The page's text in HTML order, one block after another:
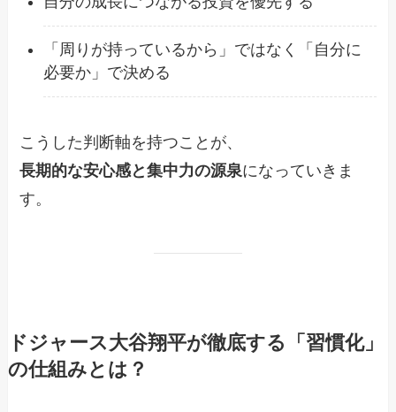
「周りが持っているから」ではなく「自分に
必要か」で決める
こうした判断軸を持つことが、
長期的な安心感と集中力の源泉になっていきま
す。
ドジャース大谷翔平が徹底する「習慣化」
の仕組みとは？